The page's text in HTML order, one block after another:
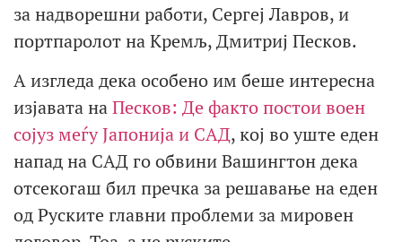
за надворешни работи, Сергеј Лавров, и
портпаролот на Кремљ, Дмитриј Песков.
А изгледа дека особено им беше интересна
изјавата наПесков: Де факто постои воен
сојуз меѓу Јапонија и САД, кој во уште еден
напад на САД го обвини Вашингтон дека
отсекогаш бил пречка за решавање на еден
од Руските главни проблеми за мировен